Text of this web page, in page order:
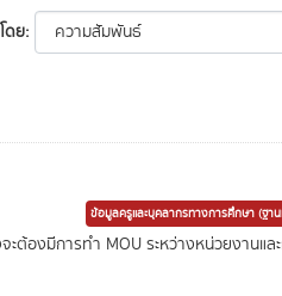
ดย
ข้อมูลครูและบุคลากรทางการศึกษา (ฐาน
ต้องมีการทำ MOU ระหว่างหน่วยงานแล